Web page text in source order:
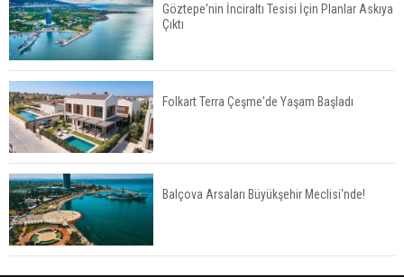
Yatırımcıların Bina Tercihi Değişiyor: Dijital Altyapı
Öne Çıkıyor
TOKİ'nin Kiralık Sosyal Konut Modeli Kiraları
Düşürür Mü?
İkinci El Konut Fiyatları İspanya'da Bir Yılda
Göztepe'nin İnciraltı Tesisi İçin Planlar Askıya
Çıktı
Folkart Terra Çeşme'de Yaşam Başladı
Balçova Arsaları Büyükşehir Meclisi'nde!